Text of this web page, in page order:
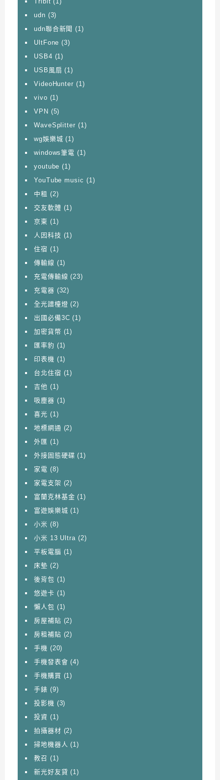
udn (3)
udn聯合新聞 (1)
UltFone (3)
USB4 (1)
USB風扇 (1)
VideoHunter (1)
vivo (1)
VPN (5)
WaveSplitter (1)
wg娛樂城 (1)
windows筆電 (1)
youtube (1)
YouTube music (1)
中租 (2)
交友軟體 (1)
京東 (1)
人因科技 (1)
住宿 (1)
傳輸線 (1)
充電傳輸線 (23)
充電器 (32)
全光譜檯燈 (2)
出國必備3C (1)
加密貨幣 (1)
匯率豹 (1)
印表機 (1)
台北住宿 (1)
吉他 (1)
吸塵器 (1)
喜光 (1)
地標網通 (2)
外匯 (1)
外接固態硬碟 (1)
家電 (8)
家電支架 (2)
富蘭克林基金 (1)
富遊娛樂城 (1)
小米 (8)
小米 13 Ultra (2)
平板電腦 (1)
床墊 (2)
後背包 (1)
悠遊卡 (1)
懶人包 (1)
房屋補貼 (2)
房租補貼 (2)
手機 (20)
手機發表會 (4)
手機購買 (1)
手錶 (9)
投影機 (3)
投資 (1)
拍攝器材 (2)
掃地機器人 (1)
教召 (1)
新光好友貸 (1)